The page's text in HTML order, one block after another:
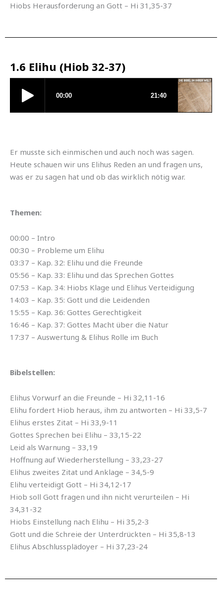
Hiobs Herausforderung an Gott – Hi 31,35-37
1.6 Elihu (Hiob 32-37)
Er musste sich einmischen und auch noch was sagen.
Heute schauen wir uns Elihus Reden an und fragen uns,
was er zu sagen hat und ob das wirklich nötig war.
Themen:
00:00 – Intro
00:30 – Probleme um Elihu
03:37 – Kap. 32: Elihu und die Freunde
05:56 – Kap. 33: Elihu und das Sprechen Gottes
07:53 – Kap. 34: Hiobs Klage und Elihus Verteidigung
14:03 – Kap. 35: Gott und die Leidenden
15:55 – Kap. 36: Gottes Gerechtigkeit
16:46 – Kap. 37: Gottes Macht über die Natur
17:37 – Auswertung & Elihus Rolle im Buch
Bibelstellen:
Elihus Vorwurf an die Freunde – Hi 32,11-16
Elihu fordert Hiob heraus, ihm zu antworten – Hi 33,5-7
Elihus erstes Zitat – Hi 33,9-11
Gottes Sprechen bei Elihu – 33,15-22
Leid als Warnung – 33,19
Hoffnung auf Wiederherstellung – 33,23-27
Elihus zweites Zitat und Anklage – 34,5-9
Elihu verteidigt Gott – Hi 34,12-17
Hiob soll Gott fragen und ihn nicht verurteilen – Hi
34,31-32
Hiobs Einstellung nach Elihu – Hi 35,2-3
Gott und die Schreie der Unterdrückten – Hi 35,8-13
Elihus Abschlussplädoyer – Hi 37,23-24